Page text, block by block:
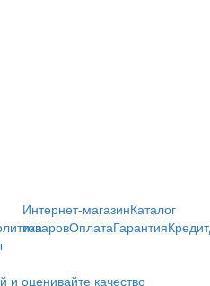
Интернет-магазинКаталог
товаровОплатаГарантияКредит